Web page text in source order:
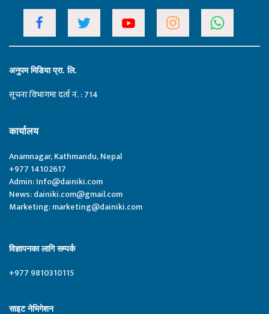
अनुपम मिडिया प्रा. लि.
सूचना विभागमा दर्ता नं. : 714
कार्यालय
Anamnagar, Kathmandu, Nepal
+977 14102617
Admin:Info@dainiki.com
News:dainiki.com@gmail.com
Marketing:marketing@dainiki.com
विज्ञापनका लागि सम्पर्क
+977 9810310115
साइट नेभिगेशन